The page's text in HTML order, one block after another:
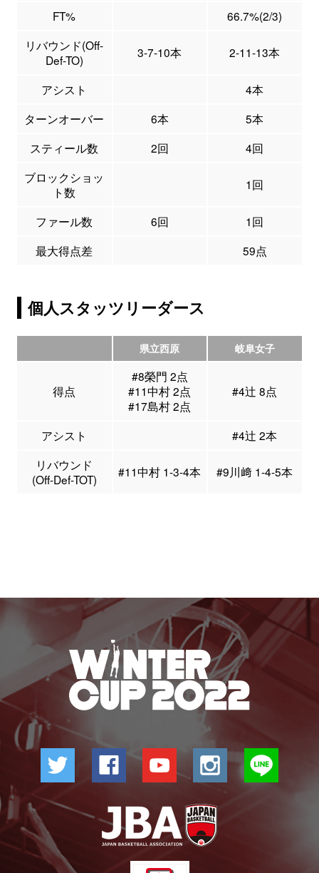
FT%
66.7%(2/3)
リバウンド(Off-
Def-TO)
3-7-10本 2-11-13本
アシスト
4本
ターンオーバー
6本
5本
スティール数
2回
4回
ブロックショッ
ト数
1回
ファール数 6回
1回
最大得点差
59点
個人スタッツリーダース
県立西原 岐阜女子
得点
#8榮門 2点
#11中村 2点
#17島村 2点
#4辻 8点
アシスト
#4辻 2本
リバウンド
(Off-Def-TOT)
#11中村 1-3-4本 #9川﨑 1-4-5本